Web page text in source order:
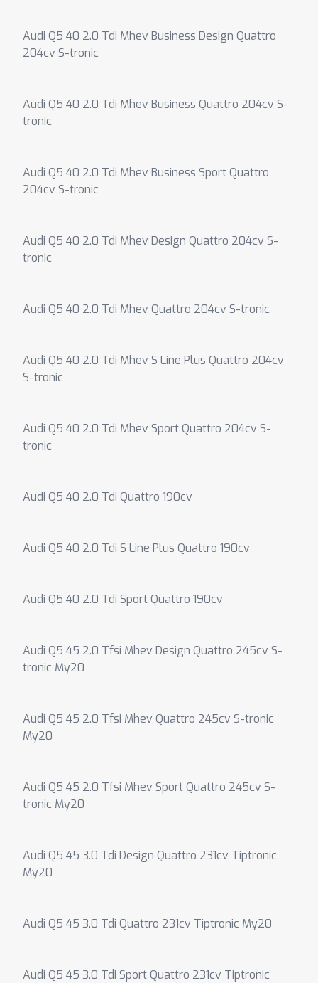
Audi Q5 40 2.0 Tdi Mhev Business Design Quattro
204cv S-tronic
Audi Q5 40 2.0 Tdi Mhev Business Quattro 204cv S-
tronic
Audi Q5 40 2.0 Tdi Mhev Business Sport Quattro
204cv S-tronic
Audi Q5 40 2.0 Tdi Mhev Design Quattro 204cv S-
tronic
Audi Q5 40 2.0 Tdi Mhev Quattro 204cv S-tronic
Audi Q5 40 2.0 Tdi Mhev S Line Plus Quattro 204cv
S-tronic
Audi Q5 40 2.0 Tdi Mhev Sport Quattro 204cv S-
tronic
Audi Q5 40 2.0 Tdi Quattro 190cv
Audi Q5 40 2.0 Tdi S Line Plus Quattro 190cv
Audi Q5 40 2.0 Tdi Sport Quattro 190cv
Audi Q5 45 2.0 Tfsi Mhev Design Quattro 245cv S-
tronic My20
Audi Q5 45 2.0 Tfsi Mhev Quattro 245cv S-tronic
My20
Audi Q5 45 2.0 Tfsi Mhev Sport Quattro 245cv S-
tronic My20
Audi Q5 45 3.0 Tdi Design Quattro 231cv Tiptronic
My20
Audi Q5 45 3.0 Tdi Quattro 231cv Tiptronic My20
Audi Q5 45 3.0 Tdi Sport Quattro 231cv Tiptronic